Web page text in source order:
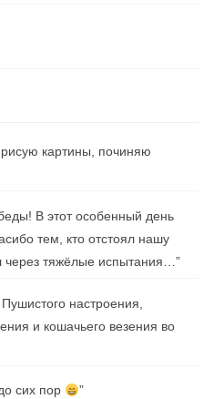
картины, починяю
В этот особенный день
тем, кто отстоял нашу
через тяжёлые испытания… ”
настроения,
и кошачьего везения во
сих пор ”